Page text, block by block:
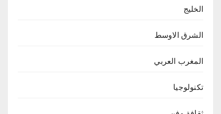
الخليج
الشرق الاوسط
المغرب العربي
تكنولوجيا